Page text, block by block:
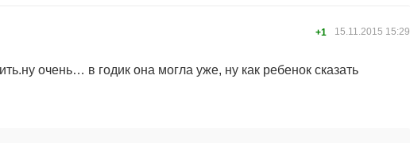
15.11.2015 15:29
+1
очень… в годик она могла уже, ну как ребенок сказать